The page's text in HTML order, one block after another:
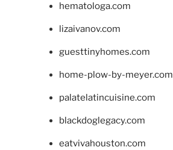
hematologa.com
lizaivanov.com
guesttinyhomes.com
home-plow-by-meyer.com
palatelatincuisine.com
blackdoglegacy.com
eatvivahouston.com